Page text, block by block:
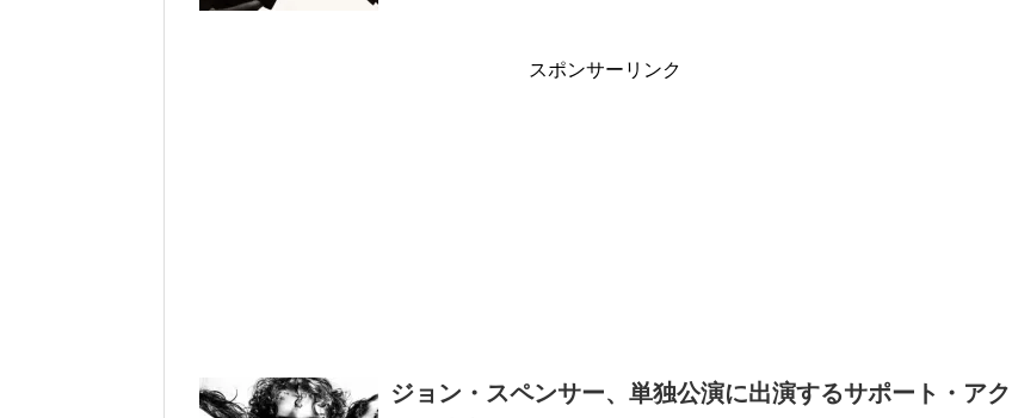
スポンサーリンク
ジョン・スペンサー、単独公演に出演するサポート・アク